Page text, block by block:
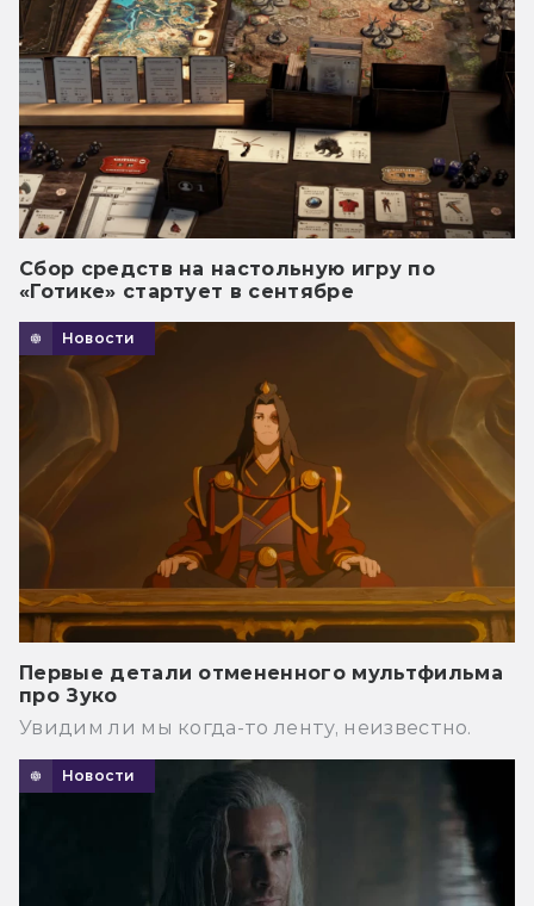
Сбор средств на настольную игру по
«Готике» стартует в сентябре
Новости
Первые детали отмененного мультфильма
про Зуко
Увидим ли мы когда-то ленту, неизвестно.
Новости